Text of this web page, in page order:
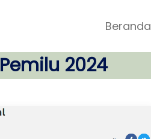
Beranda
Pemilu 2024